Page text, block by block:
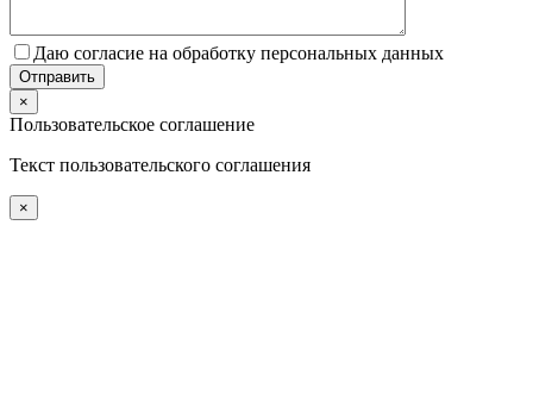
Даю согласие на обработку персональных данных
×
Пользовательское соглашение
Текст пользовательского соглашения
×